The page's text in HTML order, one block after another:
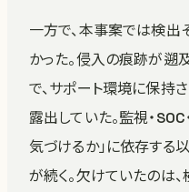
一方で、本事案では検
かった。侵入の痕跡が遡
で、サポート環境に保持
露出していた。監視・
気づけるか」に依存する
が続く。欠けていたのは